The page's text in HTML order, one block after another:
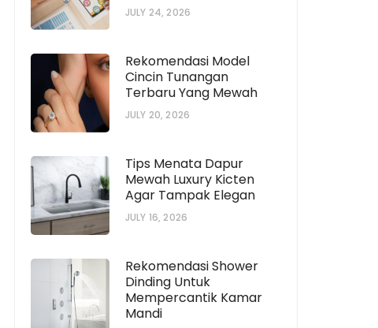
JULY 24, 2026
Rekomendasi Model
Cincin Tunangan
Terbaru Yang Mewah
JULY 20, 2026
Tips Menata Dapur
Mewah Luxury Kicten
Agar Tampak Elegan
JULY 16, 2026
Rekomendasi Shower
Dinding Untuk
Mempercantik Kamar
Mandi